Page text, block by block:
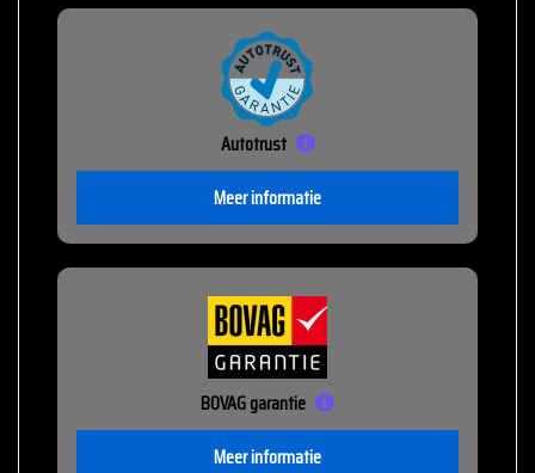
Autotrust
Meer informatie
BOVAG garantie
Meer informatie